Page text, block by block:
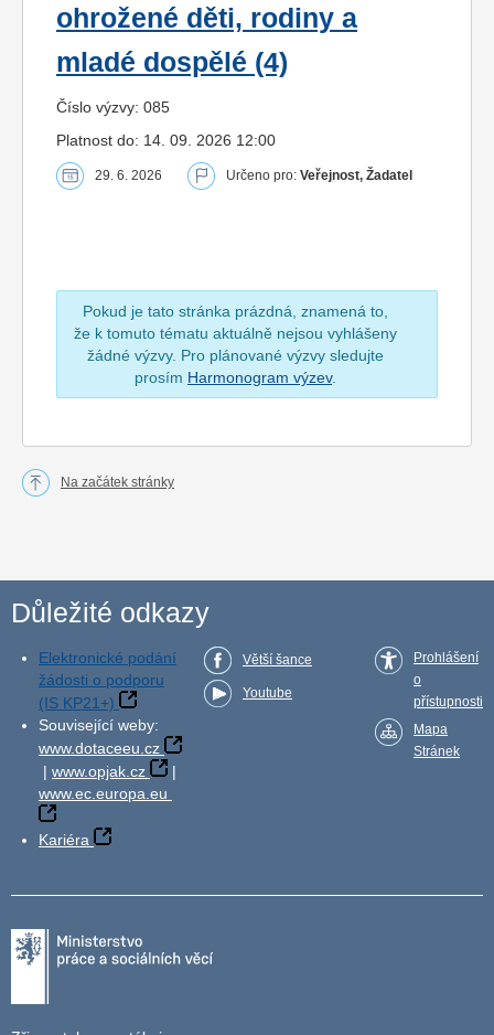
ohrožené děti, rodiny a
mladé dospělé (4)
Číslo výzvy: 085
Platnost do: 14. 09. 2026 12:00
29. 6. 2026 Určeno pro: Veřejnost, Žadatel
Pokud je tato stránka prázdná, znamená to,
že k tomuto tématu aktuálně nejsou vyhlášeny
žádné výzvy. Pro plánované výzvy sledujte
prosím Harmonogram výzev.
Na začátek stránky
Důležité odkazy
Elektronické podání
žádosti o podporu
(IS KP21+)
Související weby:
www.dotaceeu.cz
| www.opjak.cz
|
www.ec.europa.eu
Kariéra
Větší šance
Youtube
Prohlášení
o
přístupnosti
Mapa
Stránek